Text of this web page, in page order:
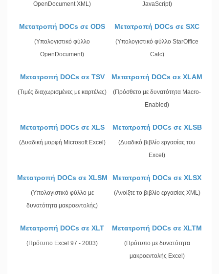
OpenDocument XML)
JavaScript)
Μετατροπή DOCs σε ODS
(Υπολογιστικό φύλλο
OpenDocument)
Μετατροπή DOCs σε SXC
(Υπολογιστικό φύλλο StarOffice
Calc)
Μετατροπή DOCs σε TSV
(Τιμές διαχωρισμένες με καρτέλες)
Μετατροπή DOCs σε XLAM
(Πρόσθετο με δυνατότητα Macro-
Enabled)
Μετατροπή DOCs σε XLS
(Δυαδική μορφή Microsoft Excel)
Μετατροπή DOCs σε XLSB
(Δυαδικό βιβλίο εργασίας του
Excel)
Μετατροπή DOCs σε XLSM
(Υπολογιστικό φύλλο με
δυνατότητα μακροεντολής)
Μετατροπή DOCs σε XLSX
(Ανοίξτε το βιβλίο εργασίας XML)
Μετατροπή DOCs σε XLT
(Πρότυπο Excel 97 - 2003)
Μετατροπή DOCs σε XLTM
(Πρότυπο με δυνατότητα
μακροεντολής Excel)